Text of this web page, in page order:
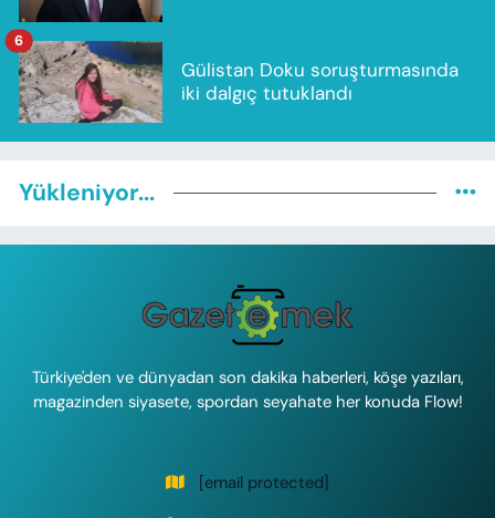
Gülistan Doku soruşturmasında
iki dalgıç tutuklandı
6
Yükleniyor...
Türkiye'den ve dünyadan son dakika haberleri, köşe yazıları,
magazinden siyasete, spordan seyahate her konuda Flow!
[email protected]